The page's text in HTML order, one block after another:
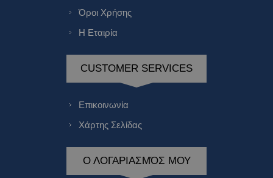
Όροι Χρήσης
Η Εταιρία
CUSTOMER SERVICES
Επικοινωνία
Χάρτης Σελίδας
Ο ΛΟΓΑΡΙΑΣΜΌΣ ΜΟΥ